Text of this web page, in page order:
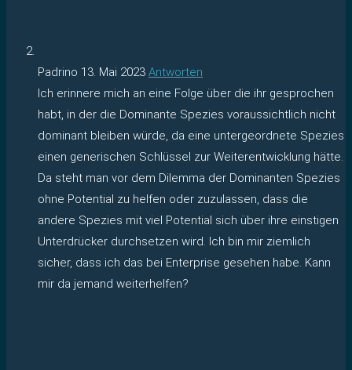
Padrino 13. Mai 2023 Antworten
Ich erinnere mich an eine Folge über die ihr gesprochen
habt, in der die Dominante Spezies voraussichtlich nicht
dominant bleiben würde, da eine untergeordnete Spezies
einen generischen Schlüssel zur Weiterentwicklung hätte.
Da steht man vor dem Dilemma der Dominanten Spezies
ohne Potential zu helfen oder zuzulassen, dass die
andere Spezies mit viel Potential sich über ihre einstigen
Unterdrücker durchsetzen wird. Ich bin mir ziemlich
sicher, dass ich das bei Enterprise gesehen habe. Kann
mir da jemand weiterhelfen?